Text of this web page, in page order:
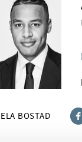
BOSTAD